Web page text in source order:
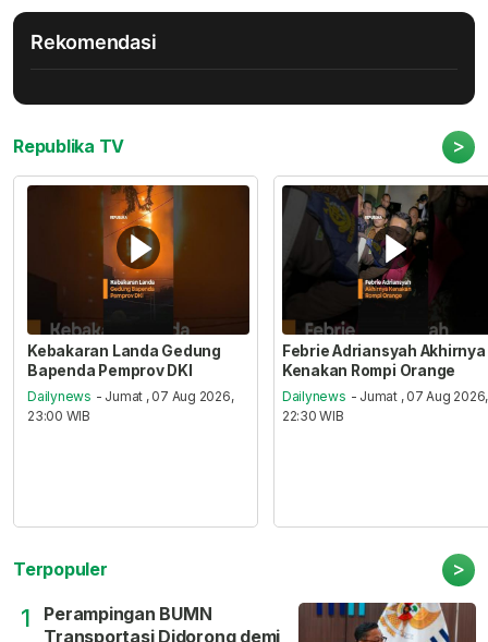
Rekomendasi
Republika TV >
Kebakaran Landa Gedung
Bapenda Pemprov DKI
Dailynews - Jumat , 07 Aug 2026,
23:00 WIB
Febrie Adriansyah Akhirnya
Kenakan Rompi Orange
Dailynews - Jumat , 07 Aug 2026,
22:30 WIB
Terpopuler >
1
Perampingan BUMN
Transportasi Didorong demi